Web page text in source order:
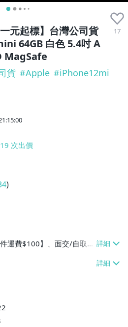
一元起標】台灣公司貨
64GB 白色 5.4吋 A
MagSafe
17
貨 #Apple #iPhone12mi
19 次出價
)
運費$100】、面交/自取/